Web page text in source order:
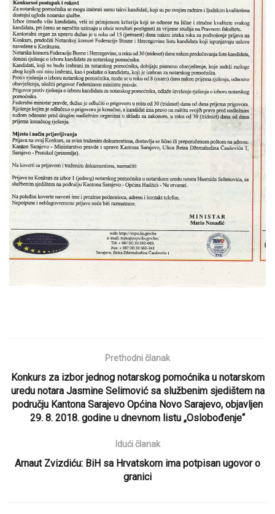
Prethodni članak
Konkurs za izbor jednog notarskog pomoćnika u notarskom
uredu notara Jasmine Selimović sa službenim sjedištem na
području Kantona Sarajevo Općina Novo Sarajevo, objavljen
29. 8. 2018. godine u dnevnom listu „Oslobođenje“
Idući članak
Arnaut Zvizdiću: BiH sa Hrvatskom ima potpisan ugovor o
granici